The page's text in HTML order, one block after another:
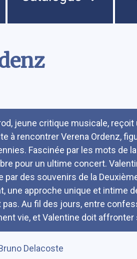
jeune critique musicale,
à rencontrer Verena Ordenz,
Fascinée par les mots de
pour un ultime concert.
par des souvenirs de la
une approche unique et intime
Au fil des jours, entre
vie, et Valentine doit
Delacoste